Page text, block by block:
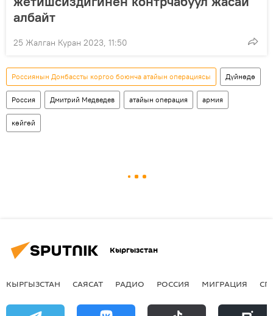
албайт
25 Жалган Куран 2023, 11:50
Россиянын Донбассты коргоо боюнча атайын операциясы Дүйнөдө
Россия Дмитрий Медведев атайын операция армия
көйгөй
Кыргызстан
КЫРГЫЗСТАН САЯСАТ РАДИО РОССИЯ МИГРАЦИЯ